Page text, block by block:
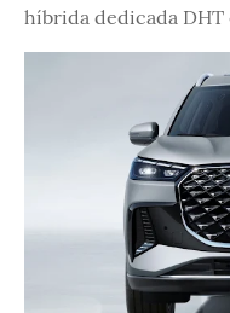
híbrida dedicada DHT